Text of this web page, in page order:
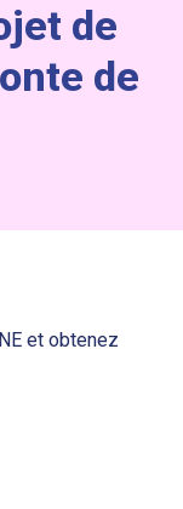
de
de
et obtenez